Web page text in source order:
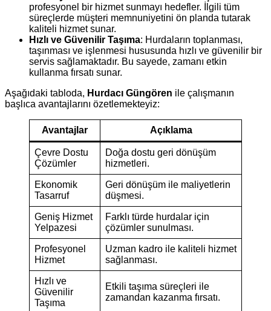
profesyonel bir hizmet sunmayı hedefler. İlgili tüm
süreçlerde müşteri memnuniyetini ön planda tutarak
kaliteli hizmet sunar.
Hızlı ve Güvenilir Taşıma: Hurdaların toplanması,
taşınması ve işlenmesi hususunda hızlı ve güvenilir bir
servis sağlamaktadır. Bu sayede, zamanı etkin
kullanma fırsatı sunar.
Aşağıdaki tabloda, Hurdacı Güngören ile çalışmanın
başlıca avantajlarını özetlemekteyiz:
Avantajlar Açıklama
Çevre Dostu
Çözümler
Doğa dostu geri dönüşüm
hizmetleri.
Ekonomik
Tasarruf
Geri dönüşüm ile maliyetlerin
düşmesi.
Geniş Hizmet
Yelpazesi
Farklı türde hurdalar için
çözümler sunulması.
Profesyonel
Hizmet
Uzman kadro ile kaliteli hizmet
sağlanması.
Hızlı ve
Güvenilir
Taşıma
Etkili taşıma süreçleri ile
zamandan kazanma fırsatı.